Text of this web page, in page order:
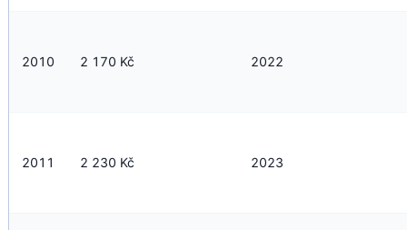
2010 2 170 Kč 2022
2011 2 230 Kč 2023